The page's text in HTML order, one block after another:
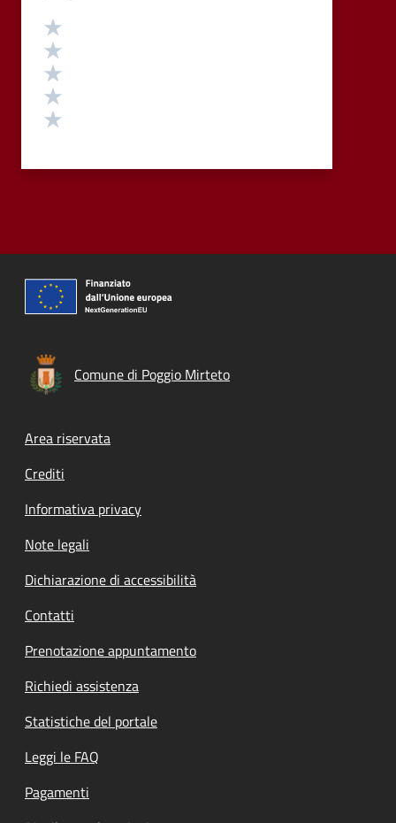
Valutazione
Comune di Poggio Mirteto
Footer menu
Area riservata
Crediti
Informativa privacy
Note legali
Dichiarazione di accessibilità
Contatti
Prenotazione appuntamento
Richiedi assistenza
Statistiche del portale
Leggi le FAQ
Pagamenti